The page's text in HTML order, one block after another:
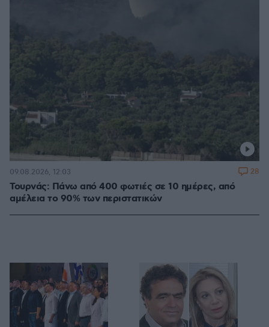
Τουρνάς: Πάνω από 400 φωτιές σε 10 ημέρες, από
αμέλεια το 90% των περιστατικών
09.08.2026, 12:03 28